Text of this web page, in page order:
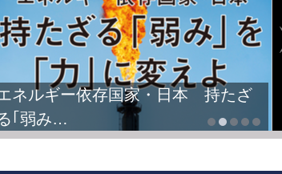
FIFAワールドカップ2026